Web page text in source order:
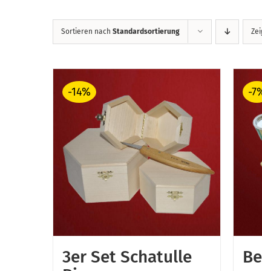
Sortieren nach Standardsortierung
-14%
3er Set Schatulle
-